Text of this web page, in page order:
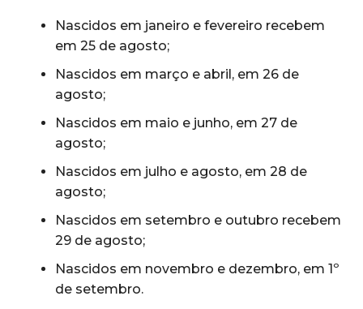
Nascidos em janeiro e fevereiro recebem
em 25 de agosto;
Nascidos em março e abril, em 26 de
agosto;
Nascidos em maio e junho, em 27 de
agosto;
Nascidos em julho e agosto, em 28 de
agosto;
Nascidos em setembro e outubro recebem
29 de agosto;
Nascidos em novembro e dezembro, em 1º
de setembro.